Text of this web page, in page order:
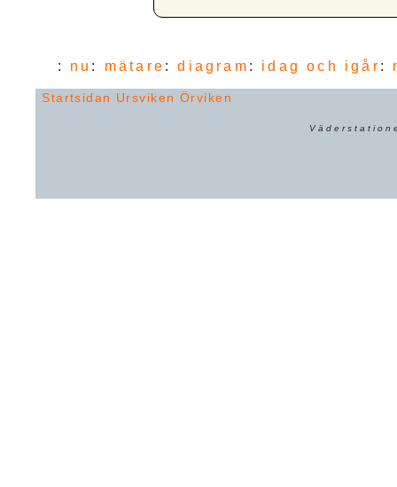
: nu : mätare :diagram : idag och igår :
Startsidan Ursviken Örviken